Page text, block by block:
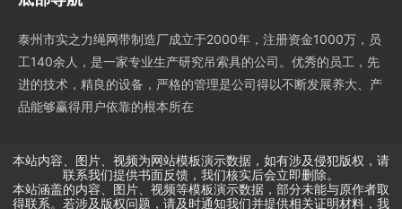
泰州市实之力绳网带制造厂成立于2000年，注册资金1000万，员
工140余人，是一家专业生产研究吊索具的公司。优秀的员工，先
进的技术，精良的设备，严格的管理是公司得以不断发展养大、产
品能够赢得用户依靠的根本所在
本站内容、图片、视频为网站模板演示数据，如有涉及侵犯版权，请
联系我们提供书面反馈，我们核实后会立即删除。
本站涵盖的内容、图片、视频等模板演示数据，部分未能与原作者取
得联系。若涉及版权问题，请及时通知我们并提供相关证明材料，我